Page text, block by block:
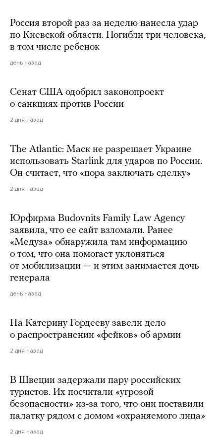
Россия второй раз за неделю нанесла удар
по Киевской области. Погибли три человека,
в том числе ребенок
день назад
Сенат США одобрил законопроект
о санкциях против России
2 дня назад
The Atlantic: Маск не разрешает Украине
использовать Starlink для ударов по России.
Он считает, что «пора заключать сделку»
2 дня назад
Юрфирма Budovnits Family Law Agency
заявила, что ее сайт взломали. Ранее
«Медуза» обнаружила там информацию
о том, что она помогает уклоняться
от мобилизации — и этим занимается дочь
генерала
день назад
На Катерину Гордееву завели дело
о распространении «фейков» об армии
2 дня назад
В Швеции задержали пару российских
туристов. Их посчитали «угрозой
безопасности» из-за того, что они поставили
палатку рядом с домом «охраняемого лица»
2 дня назад